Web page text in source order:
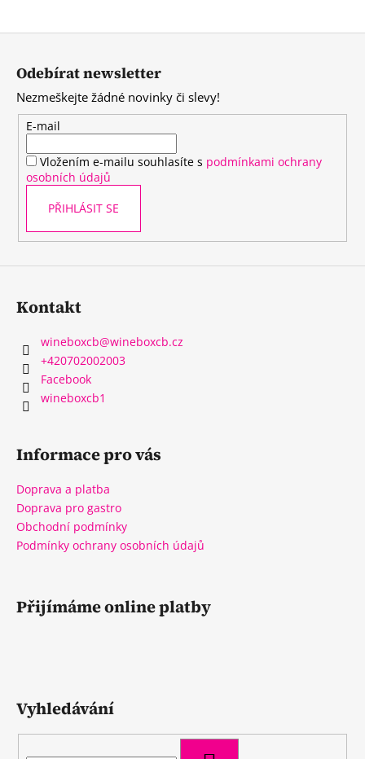
Z
Odebírat newsletter
Nezmeškejte žádné novinky či slevy!
E-mail
Vložením e-mailu souhlasíte s podmínkami ochrany
osobních údajů
PŘIHLÁSIT SE
Kontakt
wineboxcb@wineboxcb.cz
+420702002003
Facebook
wineboxcb1
Informace pro vás
Doprava a platba
Doprava pro gastro
Obchodní podmínky
Podmínky ochrany osobních údajů
Přijímáme online platby
Vyhledávání